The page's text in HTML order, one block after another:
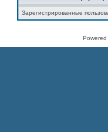
Зарегистрированные